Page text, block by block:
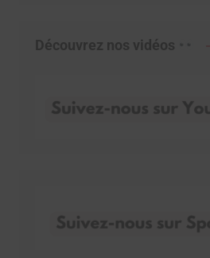
Découvrez nos vidéos